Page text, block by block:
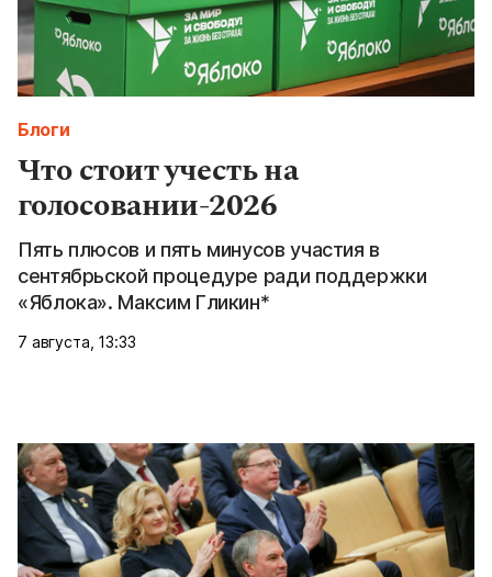
Блоги
Что стоит учесть на
голосовании-2026
Пять плюсов и пять минусов участия в
сентябрьской процедуре ради поддержки
«Яблока». Максим Гликин*
7 августа, 13:33